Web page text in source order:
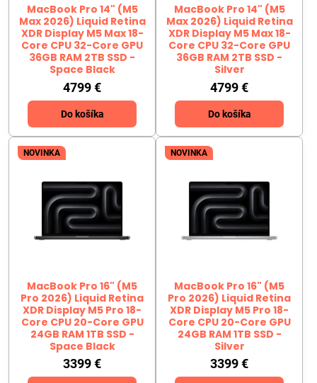
MacBook Pro 14" (M5
Max 2026) Liquid Retina
XDR Display M5 Max 18-
Core CPU 32-Core GPU
36GB RAM 2TB SSD -
Space Black
4799 €
Do košíka
MacBook Pro 14" (M5
Max 2026) Liquid Retina
XDR Display M5 Max 18-
Core CPU 32-Core GPU
36GB RAM 2TB SSD -
Silver
4799 €
Do košíka
NOVINKA
MacBook Pro 16" (M5
Pro 2026) Liquid Retina
XDR Display M5 Pro 18-
Core CPU 20-Core GPU
24GB RAM 1TB SSD -
Space Black
3399 €
NOVINKA
MacBook Pro 16" (M5
Pro 2026) Liquid Retina
XDR Display M5 Pro 18-
Core CPU 20-Core GPU
24GB RAM 1TB SSD -
Silver
3399 €